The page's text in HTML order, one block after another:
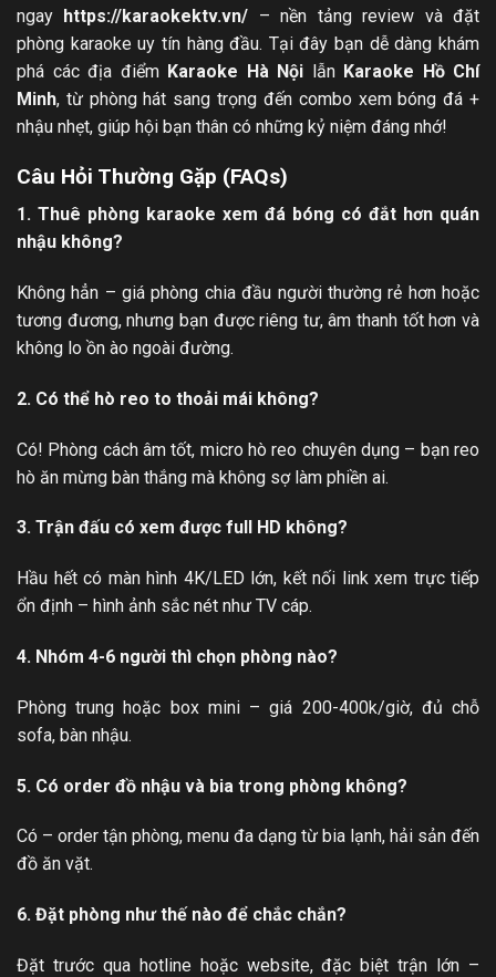
ngay https://karaokektv.vn/ – nền tảng review và đặt
phòng karaoke uy tín hàng đầu. Tại đây bạn dễ dàng khám
phá các địa điểm Karaoke Hà Nội lẫn Karaoke Hồ Chí
Minh, từ phòng hát sang trọng đến combo xem bóng đá +
nhậu nhẹt, giúp hội bạn thân có những kỷ niệm đáng nhớ!
Câu Hỏi Thường Gặp (FAQs)
1. Thuê phòng karaoke xem đá bóng có đắt hơn quán
nhậu không?
Không hẳn – giá phòng chia đầu người thường rẻ hơn hoặc
tương đương, nhưng bạn được riêng tư, âm thanh tốt hơn và
không lo ồn ào ngoài đường.
2. Có thể hò reo to thoải mái không?
Có! Phòng cách âm tốt, micro hò reo chuyên dụng – bạn reo
hò ăn mừng bàn thắng mà không sợ làm phiền ai.
3. Trận đấu có xem được full HD không?
Hầu hết có màn hình 4K/LED lớn, kết nối link xem trực tiếp
ổn định – hình ảnh sắc nét như TV cáp.
4. Nhóm 4-6 người thì chọn phòng nào?
Phòng trung hoặc box mini – giá 200-400k/giờ, đủ chỗ
sofa, bàn nhậu.
5. Có order đồ nhậu và bia trong phòng không?
Có – order tận phòng, menu đa dạng từ bia lạnh, hải sản đến
đồ ăn vặt.
6. Đặt phòng như thế nào để chắc chắn?
Đặt trước qua hotline hoặc website, đặc biệt trận lớn –